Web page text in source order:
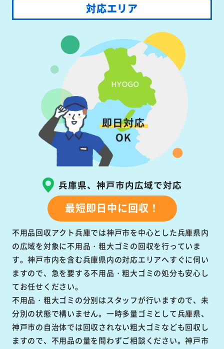
対応エリア
兵庫県、神戸市内広域で対応
最短即日中に回収！
不用品回収アクト兵庫では神戸市を中心とした兵庫県内
の広域を対象に不用品・粗大ゴミの回収を行っていま
す。神戸市内を含む兵庫県内の対応エリアへすぐに伺い
ますので、急を要する不用品・粗大ゴミの処分も安心し
てお任せください。
不用品・粗大ゴミの分別はスタッフが行いますので、未
分別の状態で構いません。一時多量ゴミとして兵庫県、
神戸市の自治体では回収されない粗大ゴミなども回収し
ますので、不用品の量を問わずご相談ください。神戸市